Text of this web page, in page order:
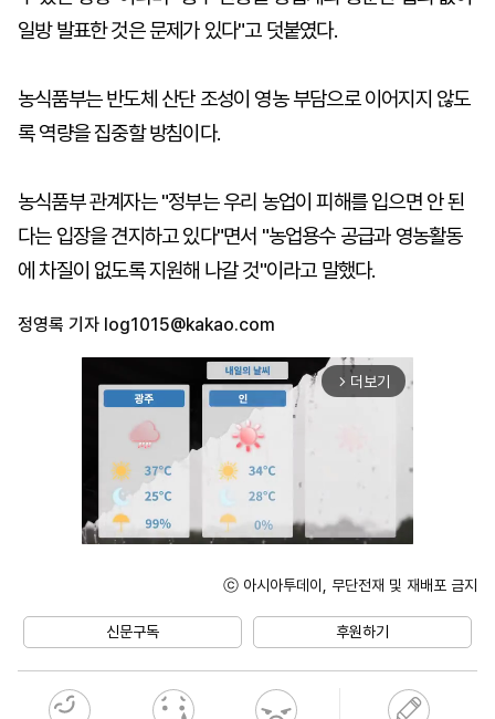
일방 발표한 것은 문제가 있다"고 덧붙였다.
농식품부는 반도체 산단 조성이 영농 부담으로 이어지지 않도
록 역량을 집중할 방침이다.
농식품부 관계자는 "정부는 우리 농업이 피해를 입으면 안 된
다는 입장을 견지하고 있다"면서 "농업용수 공급과 영농활동
에 차질이 없도록 지원해 나갈 것"이라고 말했다.
정영록 기자 log1015@kakao.com
arrow_forward_ios 더보기
ⓒ 아시아투데이, 무단전재 및 재배포 금지
신문구독 후원하기